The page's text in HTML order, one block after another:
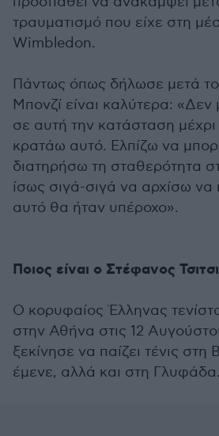
τραυματισμό που είχε στη
Wimbledon.
Πάντως όπως δήλωσε μετά
Μπονζί είναι καλύτερα:
σε αυτή την κατάσταση
κρατάω αυτό. Ελπίζω να
διατηρήσω τη σταθερότητα
ίσως σιγά-σιγά να αρχίσω να
αυτό θα ήταν υπέροχο».
Ποιος είναι ο Στέφανος
O κορυφαίος Έλληνας
στην Αθήνα στις 12
ξεκίνησε να παίζει τένις στη
έμενε, αλλά και στη Γλυφάδα.